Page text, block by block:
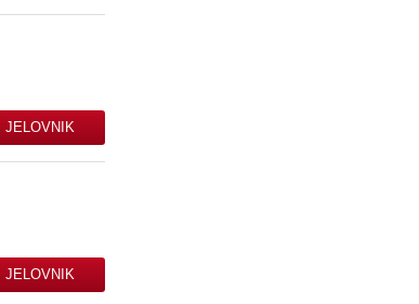
JELOVNIK
JELOVNIK